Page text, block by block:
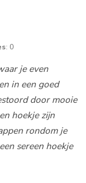
: 0
je even
in een goed
door mooie
hoekje zijn
rondom je
sereen hoekje